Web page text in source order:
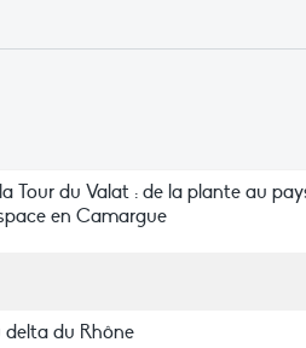
Tour du Valat : de la plante au
en Camargue
delta du Rhône